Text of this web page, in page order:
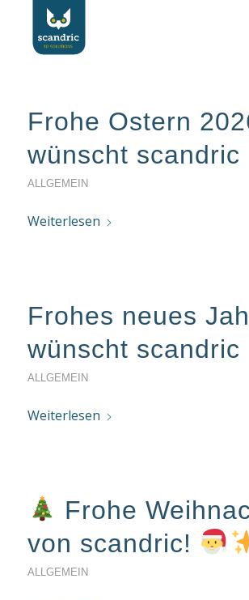
Frohe Ostern
wünscht scandric
ALLGEMEIN
Weiterlesen
Frohes neues
wünscht scandric
ALLGEMEIN
Weiterlesen
Frohe
von scandric!
ALLGEMEIN